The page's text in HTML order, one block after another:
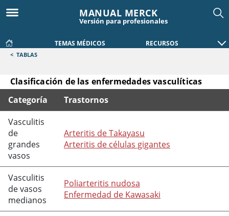
MANUAL MERCK
Versión para profesionales
TEMAS MÉDICOS RECURSOS
< TABLAS
Clasificación de las enfermedades vasculíticas
Clasificación de las enfermedades vasculíticas
Categoría
Trastornos
Vasculitis
de
grandes
vasos
Arteritis de Takayasu
Arteritis de células gigantes
Vasculitis
de vasos
medianos
Poliarteritis nudosa
Enfermedad de Kawasaki